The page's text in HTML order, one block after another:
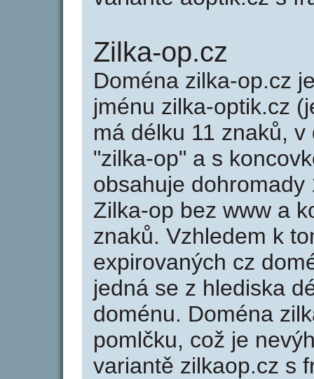
Zilka-op.cz
Doména zilka-op.cz
jménu zilka-optik.cz
má délku 11 znaků,
"zilka-op" a s
obsahuje
Zilka-op bez www a
znaků. Vzhledem k
expirovaných cz
jedná se z hlediska
doménu. Doména
pomlčku, což je
variantě zilkaop.cz s